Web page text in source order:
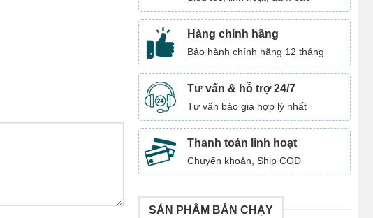
Hàng chính hãng
Bảo hành chính hãng 12 tháng
Tư vấn & hỗ trợ 24/7
Tư vấn báo giá hợp lý nhất
Thanh toán linh hoạt
Chuyển khoản, Ship COD
SẢN PHẨM BÁN CHẠY